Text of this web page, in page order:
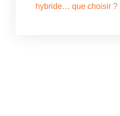
hybride… que choisir ?